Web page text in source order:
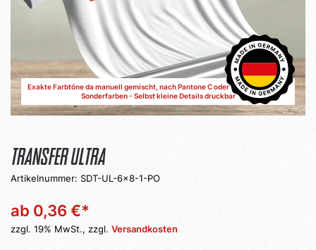
Transfer Ultra
Artikelnummer: SDT-UL-6x8-1-PO
ab 0,36 €*
zzgl. 19% MwSt., zzgl. Versandkosten